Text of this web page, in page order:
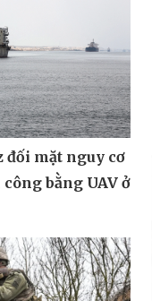
đối mặt nguy cơ
bằng UAV ở